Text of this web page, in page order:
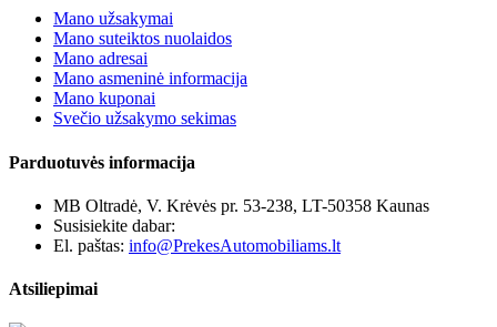
Mano užsakymai
Mano suteiktos nuolaidos
Mano adresai
Mano asmeninė informacija
Mano kuponai
Svečio užsakymo sekimas
Parduotuvės informacija
MB Oltradė, V. Krėvės pr. 53-238, LT-50358 Kaunas
Susisiekite dabar:
El. paštas: info@PrekesAutomobiliams.lt
Atsiliepimai